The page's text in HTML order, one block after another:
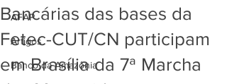
AFAP
Artigos
Banco da Amazônia
Bancárias das bases da
Fetec-CUT/CN participam
em Brasília da 7ª Marcha